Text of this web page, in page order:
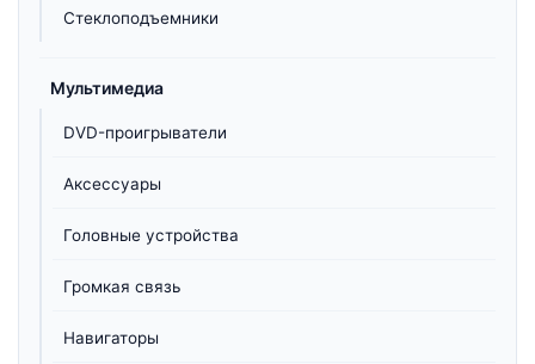
Стеклоподъемники
Мультимедиа
DVD-проигрыватели
Аксессуары
Головные устройства
Громкая связь
Навигаторы